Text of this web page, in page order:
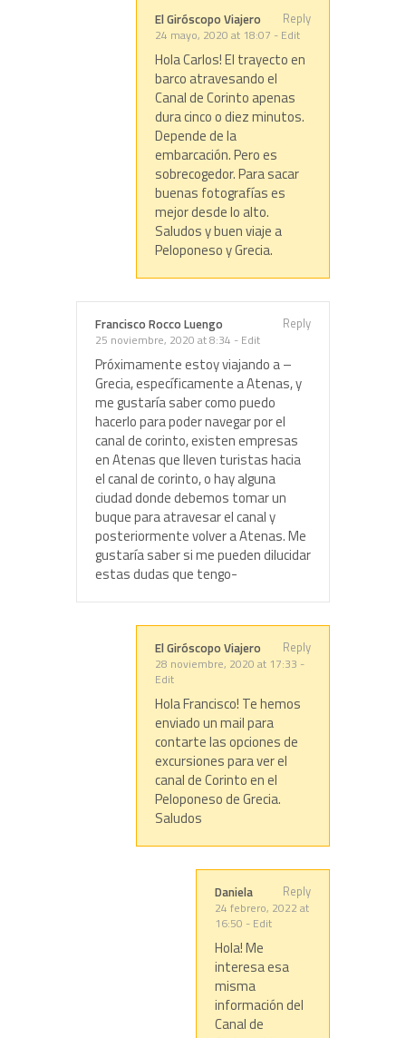
El Giróscopo Viajero
24 mayo, 2020 at 18:07 - Edit
Reply
Hola Carlos! El trayecto en
barco atravesando el
Canal de Corinto apenas
dura cinco o diez minutos.
Depende de la
embarcación. Pero es
sobrecogedor. Para sacar
buenas fotografías es
mejor desde lo alto.
Saludos y buen viaje a
Peloponeso y Grecia.
Francisco Rocco Luengo
25 noviembre, 2020 at 8:34 - Edit
Reply
Próximamente estoy viajando a –
Grecia, específicamente a Atenas, y
me gustaría saber como puedo
hacerlo para poder navegar por el
canal de corinto, existen empresas
en Atenas que lleven turistas hacia
el canal de corinto, o hay alguna
ciudad donde debemos tomar un
buque para atravesar el canal y
posteriormente volver a Atenas. Me
gustaría saber si me pueden dilucidar
estas dudas que tengo-
El Giróscopo Viajero
28 noviembre, 2020 at 17:33 -
Edit
Reply
Hola Francisco! Te hemos
enviado un mail para
contarte las opciones de
excursiones para ver el
canal de Corinto en el
Peloponeso de Grecia.
Saludos
Daniela
24 febrero, 2022 at
16:50 - Edit
Reply
Hola! Me
interesa esa
misma
información del
Canal de